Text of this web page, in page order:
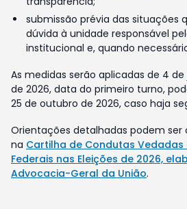
submissão prévia das situações
dúvida à unidade responsável
institucional e, quando
As medidas serão aplicadas de 4
de 2026, data do primeiro turno,
25 de outubro de 2026, caso haja
Orientações detalhadas podem ser
na Cartilha de Condutas Vedadas
Federais nas Eleições de 2026,
Advocacia-Geral da União.